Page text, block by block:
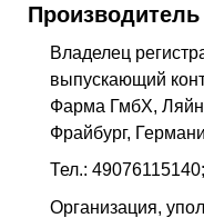
Производитель
Владелец
выпускающий
Фарма ГмбХ,
Фрайбург,
Тел.:
Организация,